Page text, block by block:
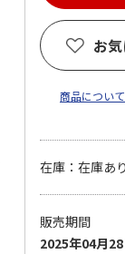
お
商品につい
在庫：在庫あり
販売期間
2025年04月